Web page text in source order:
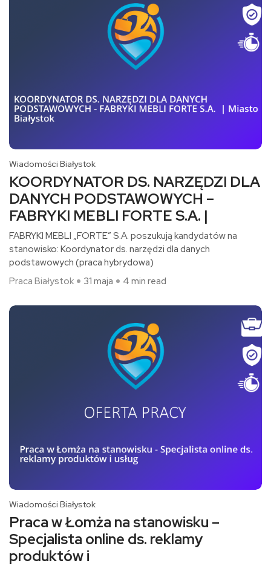
Wiadomości Białystok
KOORDYNATOR DS. NARZĘDZI DLA
DANYCH PODSTAWOWYCH –
FABRYKI MEBLI FORTE S.A. |
FABRYKI MEBLI „FORTE” S.A. poszukują kandydatów na
stanowisko: Koordynator ds. narzędzi dla danych
podstawowych (praca hybrydowa)​
Praca Białystok
31 maja 4 min read
Wiadomości Białystok
Praca w Łomża na stanowisku –
Specjalista online ds. reklamy
produktów i